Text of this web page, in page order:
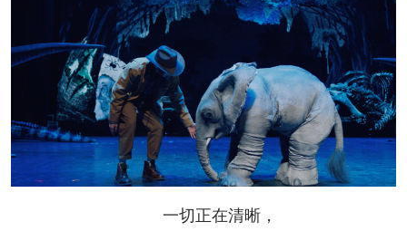
一切正在清晰，